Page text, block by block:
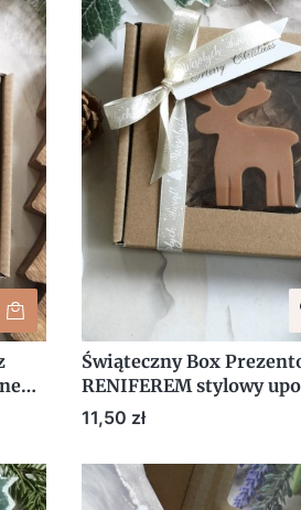
Świąteczny Box
RENIFEREM stylowy
podziękowanie dla
Cena
11,50 zł